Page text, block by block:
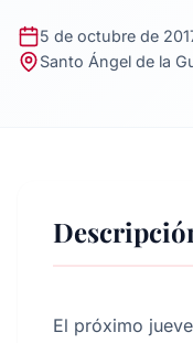
5 de octubre de
Santo Ángel de la
El próximo